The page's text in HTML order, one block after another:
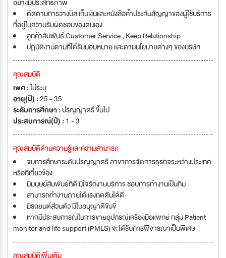
อย่างมีประสิทธิภาพ
ติดตามการวางบิล เก็บเงินและหนังสือค้ำประกันสัญญาของผู้ใช้บริการ
ที่อยู่ในความรับผิดชอบของตนเอง
ลูกค้าสัมพันธ์ Customer Service , Keep Relationship
ปฏิบัติงานตามที่ได้รับมอบหมาย และตามนโยบายต่างๆ ของบริษัท
คุณสมบัติ
เพศ :ไม่ระบุ
อายุ(ปี) :25 - 35
ระดับการศึกษา :ปริญญาตรี ขึ้นไป
ประสบการณ์(ปี) : 1 - 3
คุณสมบัติด้านความรู้และความสามารถ
จบการศึกษาระดับปริญญาตรี สาขาการจัดการธุรกิจระหว่างประเทศ
หรือที่เกี่ยวข้อง
มีมนุษย์สัมพันธ์ที่ดี มีใจรักงานบริการ ชอบการทำงานเป็นทีม
สามารถทำงานภายใต้แรงกดดันได้ดี
มีรถยนต์ส่วนตัว มีใบอนุญาติขับขี่
หากมีประสบการณ์ในการขายอุปกรณ์เครื่องมือแพทย์ กลุ่ม Patient
monitor and life support (PMLS) จะได้รับการพิจารณาเป็นพิเศษ
คุณสมบัติเพิ่มเติม